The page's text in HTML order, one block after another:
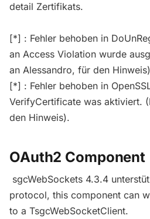
detail Zertifikats.
[*] : Fehler behoben in
an Access Violation wurde
an Alessandro, für den
[*] : Fehler behoben in
VerifyCertificate was aktiviert.
den Hinweis).
OAuth2 Component
sgcWebSockets 4.3.4
protocol, this component can
to a TsgcWebSocketClient.